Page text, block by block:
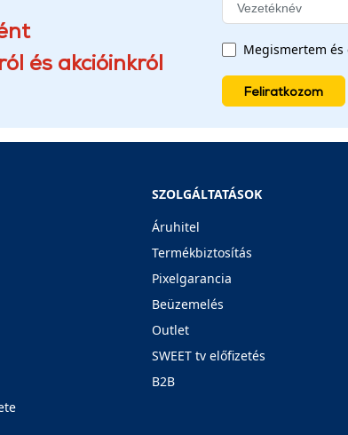
és akcióinkról
Megismertem és
Feliratkozom
SZOLGÁLTATÁSOK
Áruhitel
Termékbiztosítás
Pixelgarancia
Beüzemelés
Outlet
SWEET tv előfizetés
B2B